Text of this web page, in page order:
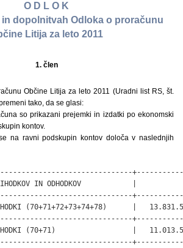
O D L O K
dopolnitvah Odloka o proračunu
Litija za leto 2011
1. člen
Občine Litija za leto 2011 (Uradni list RS, št.
tako, da se glasi:
so prikazani prejemki in izdatki po ekonomski
kontov.
na ravni podskupin kontov določa v naslednjih
IN ODHODKOV            |
(70+71+72+73+74+78)      |
(70+71)                  |